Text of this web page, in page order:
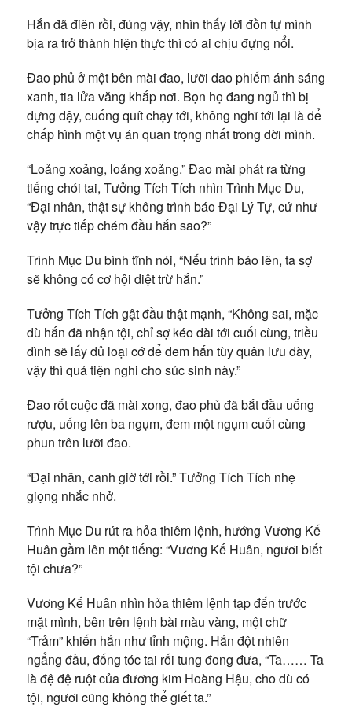
Hắn đã điên rồi, đúng vậy, nhìn thấy lời đồn tự mình
bịa ra trở thành hiện thực thì có ai chịu đựng nổi.
Đao phủ ở một bên mài đao, lưỡi dao phiếm ánh sáng
xanh, tia lửa văng khắp nơi. Bọn họ đang ngủ thì bị
dựng dậy, cuống quít chạy tới, không nghĩ tới lại là để
chấp hình một vụ án quan trọng nhất trong đời mình.
“Loảng xoảng, loảng xoảng.” Đao mài phát ra từng
tiếng chói tai, Tưởng Tích Tích nhìn Trình Mục Du,
“Đại nhân, thật sự không trình báo Đại Lý Tự, cứ như
vậy trực tiếp chém đầu hắn sao?”
Trình Mục Du bình tĩnh nói, “Nếu trình báo lên, ta sợ
sẽ không có cơ hội diệt trừ hắn.”
Tưởng Tích Tích gật đầu thật mạnh, “Không sai, mặc
dù hắn đã nhận tội, chỉ sợ kéo dài tới cuối cùng, triều
đình sẽ lấy đủ loại cớ để đem hắn tùy quân lưu đày,
vậy thì quá tiện nghi cho súc sinh này.”
Đao rốt cuộc đã mài xong, đao phủ đã bắt đầu uống
rượu, uống lên ba ngụm, đem một ngụm cuối cùng
phun trên lưỡi đao.
“Đại nhân, canh giờ tới rồi.” Tưởng Tích Tích nhẹ
giọng nhắc nhở.
Trình Mục Du rút ra hỏa thiêm lệnh, hướng Vương Kế
Huân gầm lên một tiếng: “Vương Kế Huân, ngươi biết
tội chưa?”
Vương Kế Huân nhìn hỏa thiêm lệnh tạp đến trước
mặt mình, bên trên lệnh bài màu vàng, một chữ
“Trảm” khiến hắn như tỉnh mộng. Hắn đột nhiên
ngẩng đầu, đống tóc tai rối tung đong đưa, “Ta…… Ta
là đệ đệ ruột của đương kim Hoàng Hậu, cho dù có
tội, ngươi cũng không thể giết ta.”